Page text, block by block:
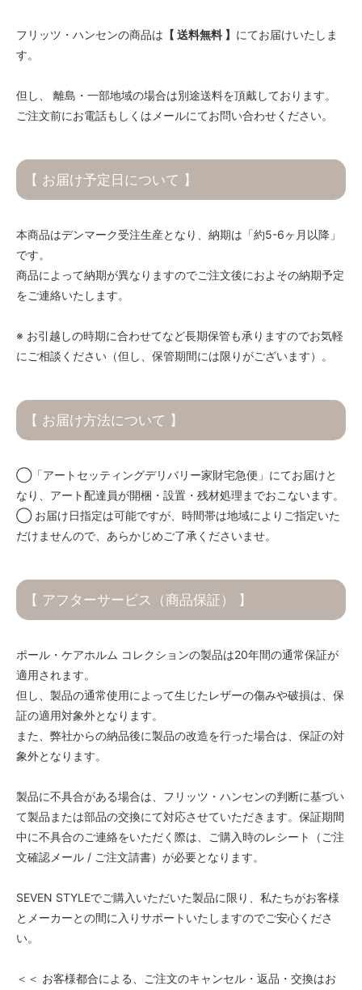
フリッツ・ハンセンの商品は 【 送料無料 】 にてお届けいたしま
す。
但し、 離島・一部地域の場合は別途送料を頂戴しております。
ご注文前にお電話もしくはメールにてお問い合わせください。
【 お届け予定日について 】
本商品はデンマーク受注生産となり、納期は「約5-6ヶ月以降」
です。
商品によって納期が異なりますのでご注文後におよその納期予定
をご連絡いたします。
※ お引越しの時期に合わせてなど長期保管も承りますのでお気軽
にご相談ください（但し、保管期間には限りがございます）。
【 お届け方法について 】
◯「アートセッティングデリバリー家財宅急便」にてお届けと
なり、アート配達員が開梱・設置・残材処理までおこないます。
◯ お届け日指定は可能ですが、時間帯は地域によりご指定いた
だけませんので、あらかじめご了承くださいませ。
【 アフターサービス（商品保証） 】
ポール・ケアホルム コレクションの製品は20年間の通常保証が
適用されます。
但し、製品の通常使用によって生じたレザーの傷みや破損は、保
証の適用対象外となります。
また、弊社からの納品後に製品の改造を行った場合は、保証の対
象外となります。
製品に不具合がある場合は、フリッツ・ハンセンの判断に基づい
て製品または部品の交換にて対応させていただきます。保証期間
中に不具合のご連絡をいただく際は、ご購入時のレシート（ご注
文確認メール / ご注文請書）が必要となります。
SEVEN STYLEでご購入いただいた製品に限り、私たちがお客様
とメーカーとの間に入りサポートいたしますのでご安心くださ
い。
＜＜ お客様都合による、ご注文のキャンセル・返品・交換はお